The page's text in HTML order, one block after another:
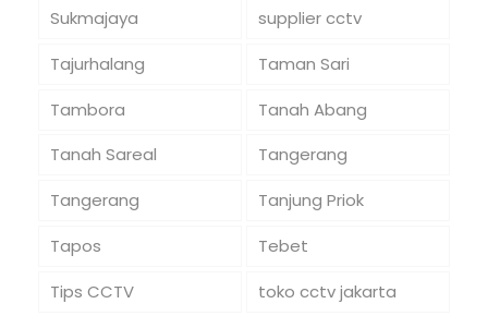
Sukmajaya
supplier cctv
Tajurhalang
Taman Sari
Tambora
Tanah Abang
Tanah Sareal
Tangerang
Tangerang
Tanjung Priok
Tapos
Tebet
Tips CCTV
toko cctv jakarta